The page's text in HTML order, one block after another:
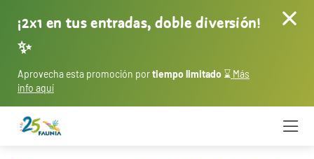
¡2x1 en tus entradas, doble diversión!
✨
Aprovecha esta promoción portiempo limitado ⌛ Más
info aquí